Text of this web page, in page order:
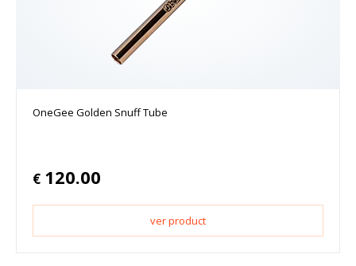
OneGee Golden Snuff Tube
€ 120.00
ver product